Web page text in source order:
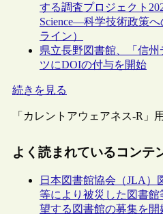
する調査プロジェクト
Science―科学技術政策
ライン）
県立長野図書館、「信
ツにDOIの付与を開始
続きを見る
「カレントアウェアネス-R」
よく読まれているコンテ
日本図書館協会（JLA）
等により被災した図書
望する図書館の募集を開